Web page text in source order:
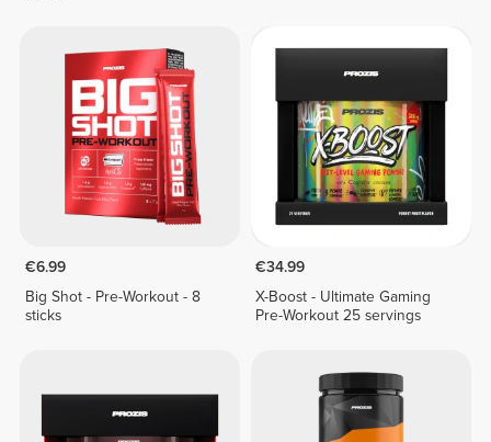
€6.99
Big Shot - Pre-Workout - 8
sticks
€34.99
X-Boost - Ultimate Gaming
Pre-Workout 25 servings